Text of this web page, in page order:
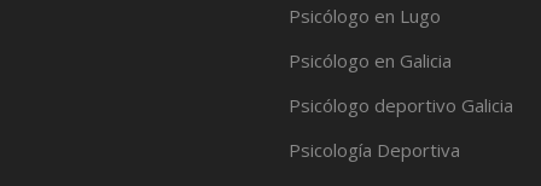
Psicólogo en Lugo
Psicólogo en Galicia
Psicólogo deportivo Galicia
Psicología Deportiva